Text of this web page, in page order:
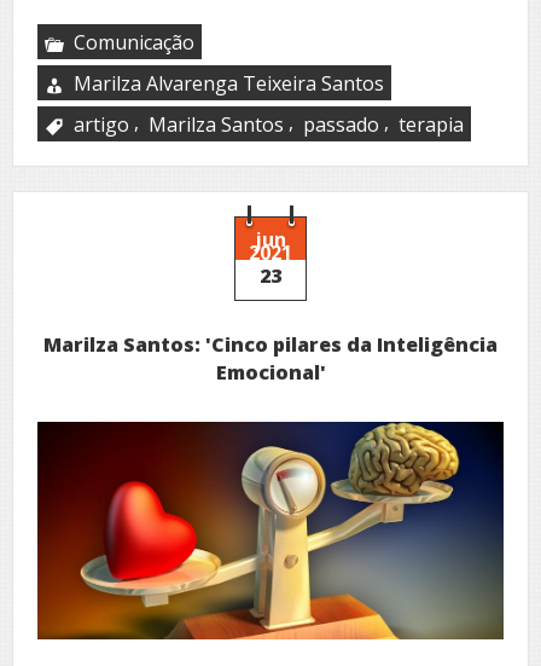
Comunicação
Marilza Alvarenga Teixeira Santos
artigo , Marilza Santos , passado , terapia
jun
2021
23
Marilza Santos: 'Cinco pilares da Inteligência
Emocional'